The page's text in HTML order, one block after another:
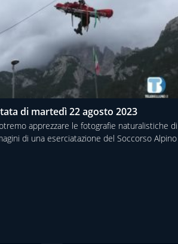
di martedì 22 agosto 2023
apprezzare le fotografie naturalistiche di
di una eserciatazione del Soccorso Alpino